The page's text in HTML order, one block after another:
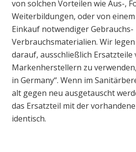
von solchen Vorteilen wie Aus-,
Weiterbildungen, oder von
Einkauf notwendiger Gebrauchs-
Verbrauchsmaterialien. Wir
darauf, ausschließlich
Markenherstellern zu
in Germany“. Wenn im
alt gegen neu ausgetauscht
das Ersatzteil mit der
identisch.